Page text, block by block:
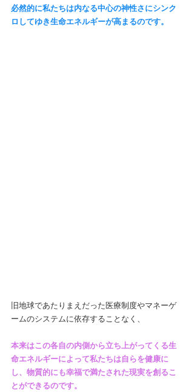
必然的に私たちは内なる中心の神性さにシンク
ロしてゆき生命エネルギーが高まるのです。
旧地球であたりまえだった医療制度やマネーゲ
ームのシステムに依存することなく、
本来はこの各自の内側から立ち上がってくる生
命エネルギーによって私たちは自らを健康に
し、物質的にも幸福で満たされた現実を創るこ
とができるのです。